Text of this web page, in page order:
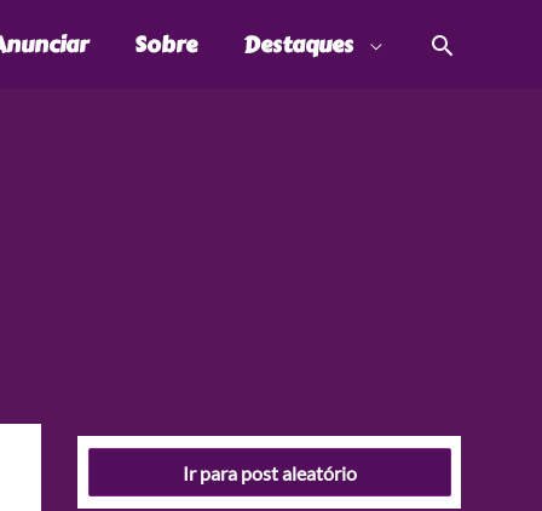
Sobre Destaques
Ir para post aleatório